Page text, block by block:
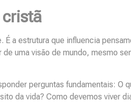
a estrutura que influencia
uma visão de mundo, mesmo
perguntas fundamentais: O
da vida? Como devemos viver